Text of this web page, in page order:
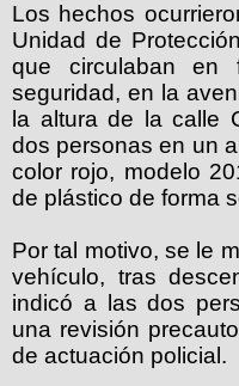
Los hechos
Unidad de
que circulaban en
seguridad, en la
la altura de la calle
dos personas en un
color rojo, modelo
de plástico de forma
Por tal motivo, se le
vehículo, tras
indicó a las dos
una revisión
de actuación policial.